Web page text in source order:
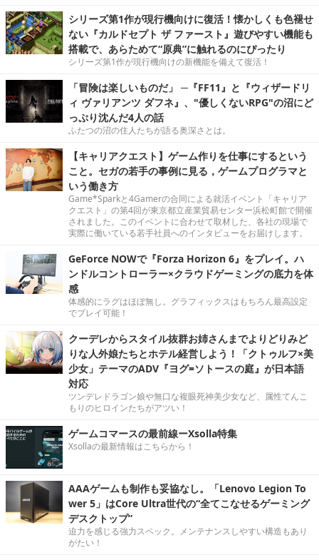
シリーズ第1作が現行機向けに復活！懐かしくも色褪せ
ない『カルドセプト ザ ファースト』遊びやすい機能も
搭載で、あらためて“原典”に触れるのにぴったり
シリーズ第1作が現行機向けの新機能を備えて復活！
「冒険は楽しいものだ」 ─『FF11』と『ウィザードリ
ィ ヴァリアンツ ダフネ』、"優しくないRPG"の沼にど
っぷり沈んだ4人の話
ふたつの沼の住人たちが語る奥深さとは。
【キャリアクエスト】ゲーム作りを仕事にするという
こと。セガの若手の事例に見る，ゲームプログラマと
いう働き方
Game*Sparkと4Gamerの合同による就活イベント「キャリア
クエスト」の第4回が東京都立産業貿易センター浜松町館で開催
されました。このイベントに合わせて取材した、各社の現場で
実際に働いている若手社員へのインタビューをお届けします。
GeForce NOWで『Forza Horizon 6』をプレイ。ハ
ンドルコントローラー×クラウドゲーミングの底力を体
感
体感的にラグはほぼ無し。グラフィックスはもちろん最高設定
でプレイ可能！
クーデレからスタイル抜群お姉さんまでよりどりみど
りな人外娘たちとホテル経営しよう！「クトゥルフ×美
少女」テーマのADV『ヨグ=ソトースの庭』が日本語
対応
ツンデレドラゴン娘や無口な複眼死神美少女など、属性てんこ
もりのヒロインたちがアツい！
ゲームコマースの最前線ーXsolla特集
Xsollaの最新情報はこちらから！
AAAゲームも制作も妥協なし。「Lenovo Legion To
wer 5」はCore Ultra世代の“全てこなせるゲーミング
デスクトップ”
迫力を感じる強力スペック。メンテナンスしやすい構造もあり
がたい！